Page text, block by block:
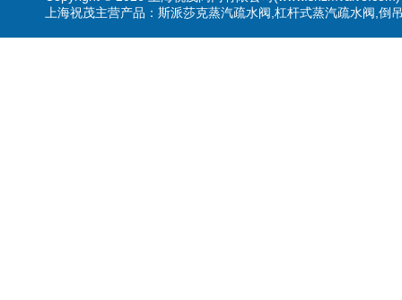
上海祝茂主营产品：斯派莎克蒸汽疏水阀,杠杆式蒸汽疏水阀,倒